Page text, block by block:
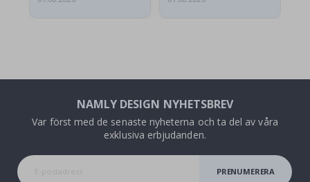
NAMLY DESIGN NYHETSBREV
Var först med de senaste nyheterna och ta del av våra
exklusiva erbjudanden.
PRENUMERERA